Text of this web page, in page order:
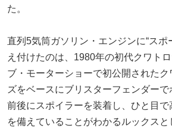
た。
直列5気筒ガソリン・エンジンに“スポ
え付けたのは、1980年の初代クワト
ブ・モーターショーで初公開された
ズをベースにブリスターフェンダーで
前後にスポイラーを装着し、ひと目で
を備えていることがわかるルックスと